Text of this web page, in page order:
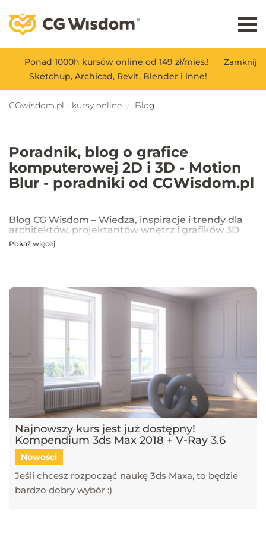
Zamknij
Ponad 1000h kursów online od 149 zł/mies.!
Sketchup, Archicad, Revit, Blender i inne!
CGwisdom.pl - kursy online Blog
Poradnik, blog o grafice
komputerowej 2D i 3D - Motion
Blur - poradniki od CGWisdom.pl
Blog CG Wisdom – Wiedza, inspiracje i trendy dla
architektów, projektantów wnętrz i grafików 3D
Na blogu CG Wisdom znajdziesz praktyczne porady, inspiracje oraz
które pomagają tworzyć profesjonalne i fotorealistyczne wizualizacje.
Dowiesz się również, jak sztuczna inteligencja zmienia pracę
projektantów, jakie są najlepsze praktyki w renderingu oraz jak
optymalizować proces projektowy. Śledź nasz blog, aby pozostać na
bieżąco z technologią i rozwijać swoje umiejętności w projektowaniu
przestrzeni i wizualizacji 3D!
Pokaż więcej
Najnowszy kurs jest już dostępny!
Kompendium 3ds Max 2018 + V-Ray 3.6
Nowości
Jeśli chcesz rozpocząć naukę 3ds Maxa, to będzie
bardzo dobry wybór :)